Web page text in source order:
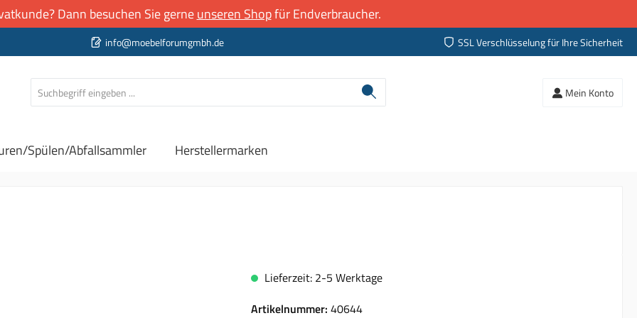
Dann besuchen Sie gerneunseren Shopfür Endverbraucher.
info@moebelforumgmbh.de SSL Verschlüsselung für Ihre Sicherheit
Mein Konto
Spülen/Abfallsammler Herstellermarken
Lieferzeit: 2-5 Werktage
Artikelnummer: 40644